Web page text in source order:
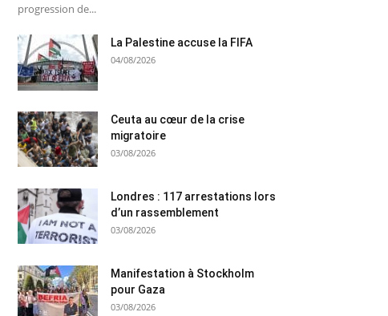
progression de...
La Palestine accuse la FIFA
04/08/2026
Ceuta au cœur de la crise
migratoire
03/08/2026
Londres : 117 arrestations lors
d’un rassemblement
03/08/2026
Manifestation à Stockholm
pour Gaza
03/08/2026